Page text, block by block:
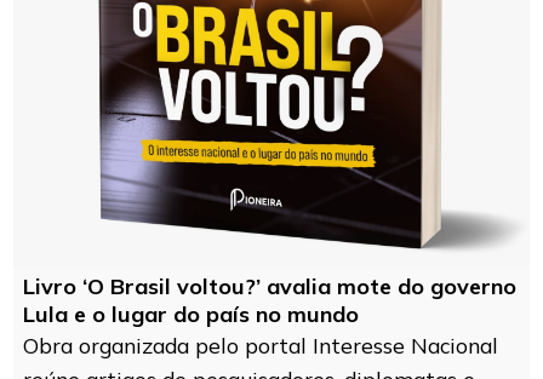
Livro ‘O Brasil voltou?’ avalia mote do governo
Lula e o lugar do país no mundo
Obra organizada pelo portal Interesse Nacional